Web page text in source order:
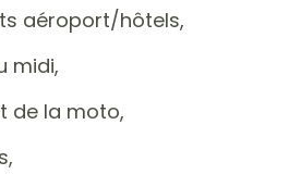
aéroport/hôtels,
midi,
de la moto,